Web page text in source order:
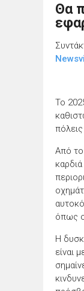
Θα
Το
Από το
όπως
Η
είναι